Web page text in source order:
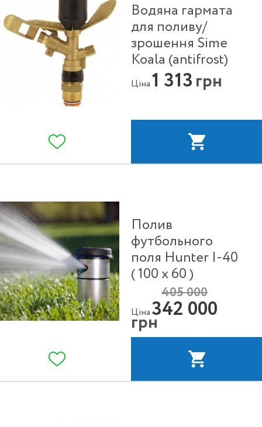
Водяна гармата
для поливу/
зрошення Sime
Koala (antifrost)
Ціна1 313грн
Полив
футбольного
поля Hunter I-40
( 100 х 60 )
Ціна
405 000
342 000
грн